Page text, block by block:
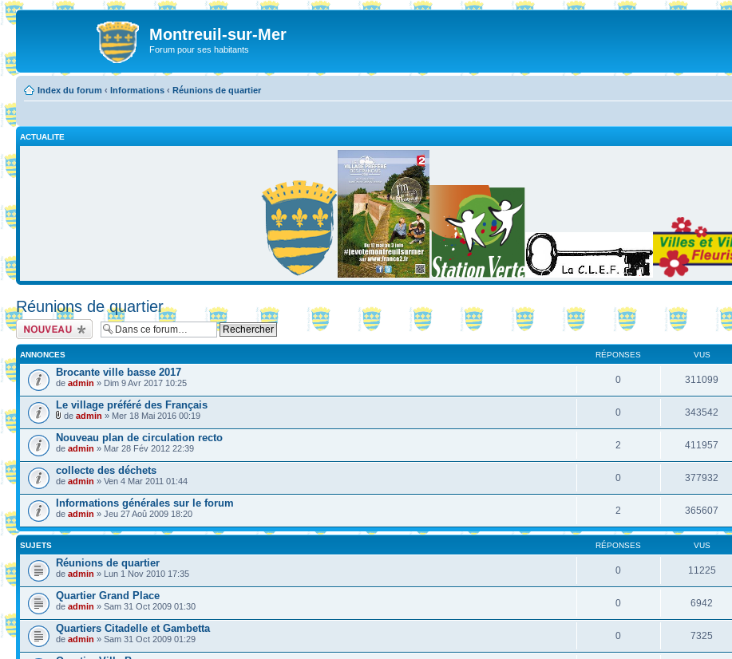
Montreuil-sur-Mer
Forum pour ses habitants
Index du forum ‹ Informations ‹ Réunions de quartier
ACTUALITE
Réunions de quartier
Ecrire un nouveau
sujet
ANNONCES RÉPONSES VUS
Brocante ville basse 2017
de admin » Dim 9 Avr 2017 10:25 0 311099
Le village préféré des Français
de admin » Mer 18 Mai 2016 00:19 0 343542
Nouveau plan de circulation recto
de admin » Mar 28 Fév 2012 22:39 2 411957
collecte des déchets
de admin » Ven 4 Mar 2011 01:44 0 377932
Informations générales sur le forum
de admin » Jeu 27 Aoû 2009 18:20 2 365607
SUJETS RÉPONSES VUS
Réunions de quartier
de admin » Lun 1 Nov 2010 17:35 0 11225
Quartier Grand Place
de admin » Sam 31 Oct 2009 01:30 0 6942
Quartiers Citadelle et Gambetta
de admin » Sam 31 Oct 2009 01:29 0 7325